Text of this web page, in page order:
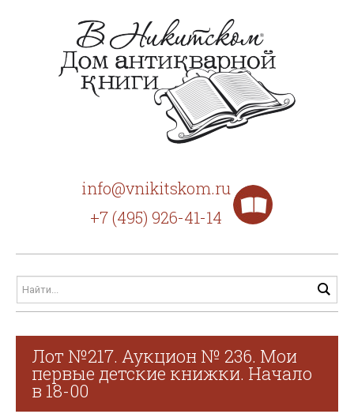
info@vnikitskom.ru
+7 (495) 926-41-14
Лот №217. Аукцион № 236. Мои
первые детские книжки. Начало
в 18-00